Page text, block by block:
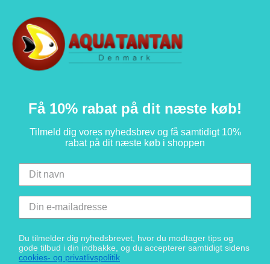
Få 10% rabat på dit næste køb!
Tilmeld dig vores nyhedsbrev og få samtidigt 10%
rabat på dit næste køb i shoppen
Du tilmelder dig nyhedsbrevet, hvor du modtager tips og
gode tilbud i din indbakke, og du accepterer samtidigt sidens
cookies- og privatlivspolitik